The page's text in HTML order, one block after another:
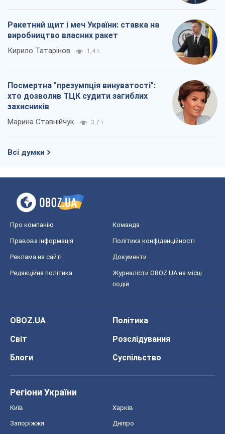
Ракетний щит і меч України: ставка на
виробництво власних ракет
Кирило Татарінов 1,4 т.
Посмертна "презумпція винуватості":
хто дозволив ТЦК судити загиблих
захисників
Марина Ставнійчук 3,7 т.
Всі думки
Про компанію Команда
Правова інформація Політика конфіденційності
Реклама на сайті Документи
Редакційна політика
Журналісти OBOZ.UA на місці
подій
OBOZ.UA
Політика
Світ
Розслідування
Блоги
Суспільство
Регіони України
Київ Харків
Запоріжжя Дніпро